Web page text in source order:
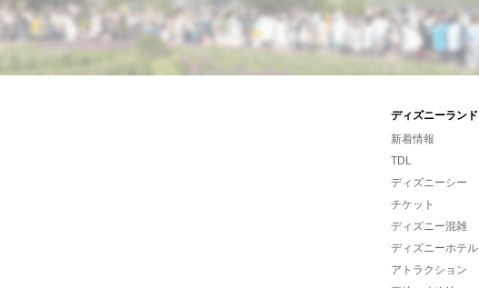
ディズニーランド
新着情報
TDL
ディズニーシー
チケット
ディズニー混雑
ディズニーホテ
アトラクション